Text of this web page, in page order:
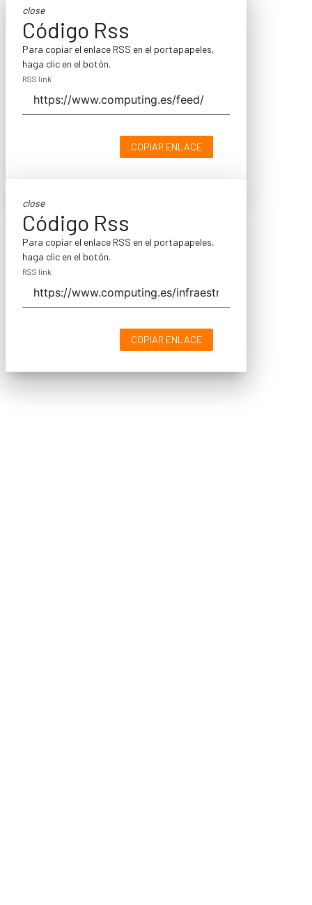
close
Código Rss
Para copiar el enlace RSS en el portapapeles,
haga clic en el botón.
RSS link
COPIAR ENLACE
close
Código Rss
Para copiar el enlace RSS en el portapapeles,
haga clic en el botón.
RSS link
COPIAR ENLACE